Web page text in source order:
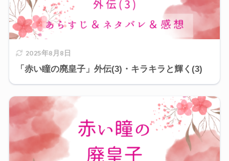
2025年8月8日
「赤い瞳の廃皇子」外伝(3)・キラキラと輝く(3)